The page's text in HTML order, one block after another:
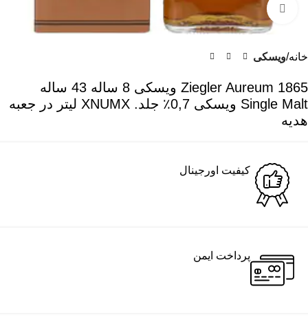
برای بزرگنمایی کلیک کنید
خانه ویسکی
Ziegler Aureum 1865 ویسکی 8 ساله 43 ساله
Single Malt ویسکی 0,7٪ جلد. XNUMX لیتر در جعبه
هدیه
کیفیت اورجینال
پرداخت ایمن